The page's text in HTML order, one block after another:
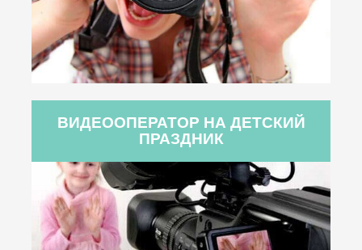
ВИДЕООПЕРАТОР НА ДЕТСКИЙ
ПРАЗДНИК